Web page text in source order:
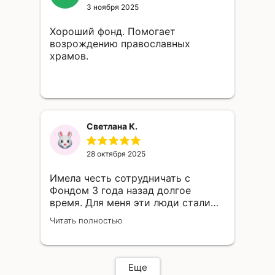
сердцах, за добрые дела и
важных проектах по
восстановлению и строительству
Храмов! За сохранение нашей
"Илиотропион"🌻
3 ноября 2025
Хороший фонд. Помогает
возрождению православных
храмов.
Светлана К.
28 октября 2025
Имела честь сотрудничать с
Фондом 3 года назад долгое
время. Для меня эти люди стали
лучом света в тёмном царстве,
очень дружная и
которых создано целое
Читать полностью
Еще